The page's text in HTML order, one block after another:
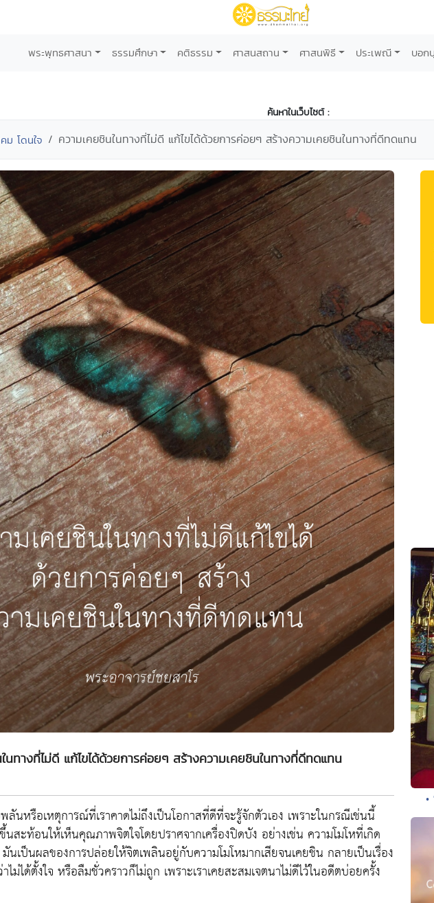
พระพุทธศาสนา ธรรมศึกษา คติธรรม ศาสนสถาน ศาสนพิธี ประเพณี บอ
ค้นหาในเว็บไซต์ :
ม โดนใจ ความเคยชินในทางที่ไม่ดี แก้ไขได้ด้วยการค่อยๆ สร้างความเคยชินในทางที่ดีทดแทน
นทางที่ไม่ดี แก้ไขได้ด้วยการค่อยๆ สร้างความเคยชินในทางที่ดีทดแทน
ลันหรือเหตุการณ์ที่เราคาดไม่ถึงเป็นโอกาสที่ดีที่จะรู้จักตัวเอง เพราะในกรณีเช่นนี้
สะท้อนให้เห็นคุณภาพจิตใจโดยปราศจากเครื่องปิดบัง อย่างเช่น ความโมโหที่เกิด
เป็นผลของการปล่อยให้จิตเพลินอยู่กับความโมโหมากเสียจนเคยชิน กลายเป็นเรื่อง
ไม่ได้ตั้งใจ หรือลืมชั่วคราวก็ไม่ถูก เพราะเราเคยสะสมเจตนาไม่ดีไว้ในอดีตบ่อยครั้ง